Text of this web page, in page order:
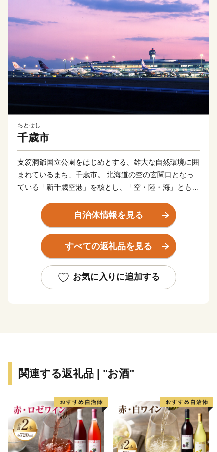
ちとせし
千歳市
支笏洞爺国立公園をはじめとする、雄大な自然環境に囲
まれているまち、千歳市。 北海道の空の玄関口となっ
ている「新千歳空港」を核とし、「空・陸・海」ともに
ます。 また、市内11カ所の工業団地には、多くの企業
が立地しているほか、石狩管内一の生産額を誇る農業地
域が広がり、自然や産業、そして都市環境が調和してお
り、今なお、成長を続けています。
★ABCテレビのニュース情報番組「news おかえり」
自治体情報を見る
すべての返礼品を見る
お気に入りに追加する
関連する返礼品 | "お酒"